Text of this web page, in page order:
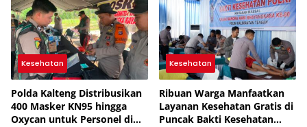
Kesehatan
Polda Kalteng Distribusikan
400 Masker KN95 hingga
Oxycan untuk Personel di
Kesehatan
Ribuan Warga Manfaatkan
Layanan Kesehatan Gratis di
Puncak Bakti Kesehatan